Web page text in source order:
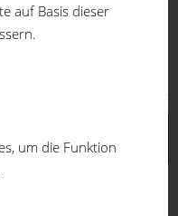
auf Basis dieser
um die Funktion